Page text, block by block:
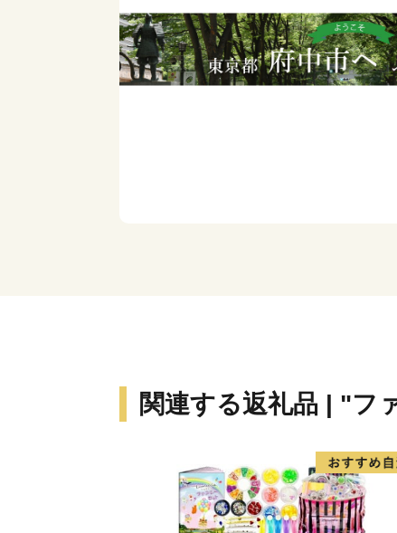
関連する返礼品 | "フ